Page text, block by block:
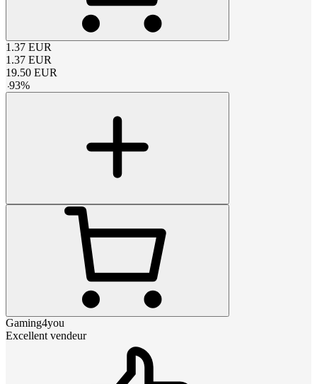
1.37 EUR
1.37 EUR
19.50 EUR
-93%
Gaming4you
Excellent vendeur